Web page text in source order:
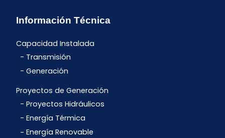
Información Técnica
Capacidad Instalada
Transmisión
Generación
Proyectos de Generación
Proyectos Hidráulicos
Energía Térmica
Energía Renovable